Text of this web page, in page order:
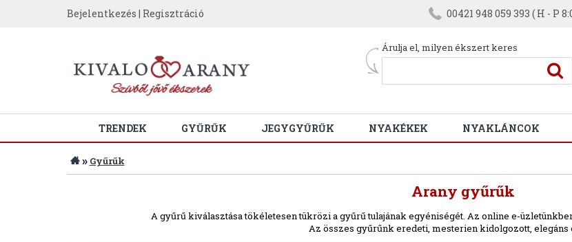
Bejelentkezés | Regisztráció 00421 948 059 393 ( H - P
Árulja el, milyen ékszert keres
TRENDEK GYŰRŰK JEGYGYŰRŰK NYAKÉKEK NYAKLÁNCOK
» Gyűrűk
Arany gyűrűk
A gyűrű kiválasztása tökéletesen tükrözi a gyűrű tulajának egyéniségét. Az online e-
Az összes gyűrűnk eredeti, mesterien kidolgozott, elegáns